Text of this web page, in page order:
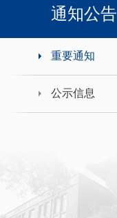
通知公告
重要通知
公示信息